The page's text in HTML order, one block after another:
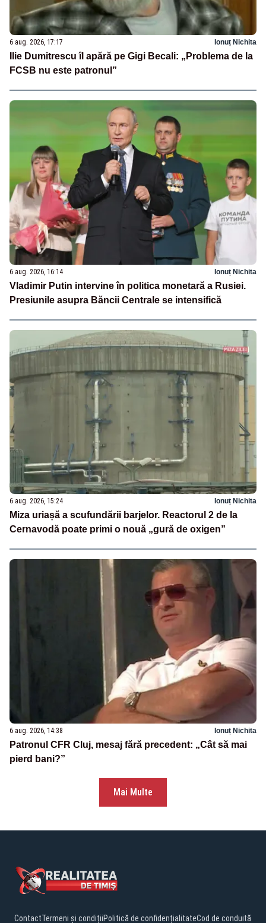
6 aug. 2026, 17:17 Ionuț Nichita
Ilie Dumitrescu îl apără pe Gigi Becali: „Problema de la
FCSB nu este patronul”
6 aug. 2026, 16:14 Ionuț Nichita
Vladimir Putin intervine în politica monetară a Rusiei.
Presiunile asupra Băncii Centrale se intensifică
6 aug. 2026, 15:24 Ionuț Nichita
Miza uriașă a scufundării barjelor. Reactorul 2 de la
Cernavodă poate primi o nouă „gură de oxigen”
6 aug. 2026, 14:38 Ionuț Nichita
Patronul CFR Cluj, mesaj fără precedent: „Cât să mai
pierd bani?”
Mai Multe
ContactTermeni și condițiiPolitică de confidențialitateCod de conduită